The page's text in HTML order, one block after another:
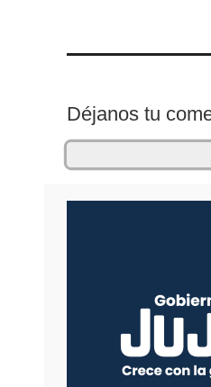
Déjanos tu